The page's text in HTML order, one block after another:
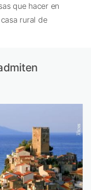
que hacer en
rural de